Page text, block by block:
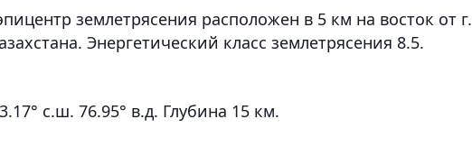
землетрясения расположен в 5 км на восток от г.
Энергетический класс землетрясения 8.5.
с.ш. 76.95° в.д. Глубина 15 км.